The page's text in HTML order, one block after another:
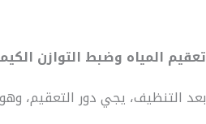
تعقيم المياه وضبط التوازن
بعد التنظيف، يجي دور التعقيم،